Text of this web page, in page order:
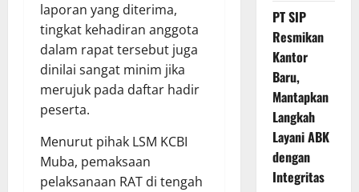
laporan yang diterima,
tingkat kehadiran anggota
dalam rapat tersebut juga
dinilai sangat minim jika
merujuk pada daftar hadir
peserta.
Menurut pihak LSM KCBI
Muba, pemaksaan
pelaksanaan RAT di tengah
PT SIP
Resmikan
Kantor
Baru,
Mantapkan
Langkah
Layani ABK
dengan
Integritas